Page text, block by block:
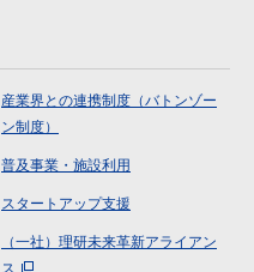
産業界との連携制度（バトンゾー
ン制度）
普及事業・施設利用
スタートアップ支援
（一社）理研未来革新アライアン
ス